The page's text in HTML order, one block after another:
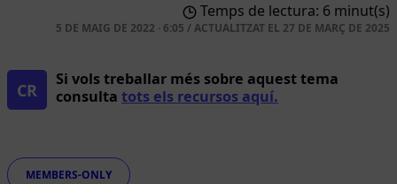
Temps de lectura: 6 minut(s)
5 DE MAIG DE 2022 · 6:05 /ACTUALITZAT EL 27 DE MARÇ DE 2025
CR
Si vols treballar més sobre aquest tema
consulta tots els recursos aquí.
Etiquetes
MEMBERS-ONLY